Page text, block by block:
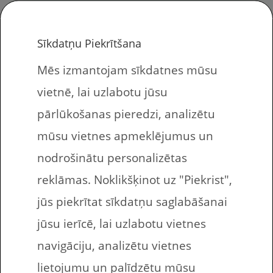
lapas bērniem Galvenokārt šīs darba
lapas domātas sākumskolai, pirmajai
klasei […]
Angļu valoda: skaitļi –
pazuduši burti
Sīkdatņu Piekrītšana
Mēs izmantojam sīkdatnes mūsu
vietnē, lai uzlabotu jūsu
pārlūkošanas pieredzi, analizētu
mūsu vietnes apmeklējumus un
nodrošinātu personalizētas
reklāmas. Noklikšķinot uz "Piekrist",
jūs piekrītat sīkdatņu saglabāšanai
jūsu ierīcē, lai uzlabotu vietnes
navigāciju, analizētu vietnes
lietojumu un palīdzētu mūsu